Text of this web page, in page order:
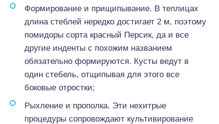
Формирование и прищипывание. В теплицах
длина стеблей нередко достигает 2 м, поэтому
помидоры сорта красный Персик, да и все
другие инденты с похожим названием
обязательно формируются. Кусты ведут в
один стебель, отщипывая для этого все
боковые отростки;
Рыхление и прополка. Эти нехитрые
процедуры сопровождают культивирование